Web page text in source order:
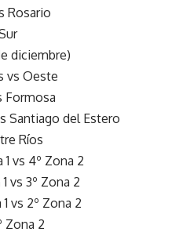
Rosario
diciembre)
vs Oeste
Formosa
Santiago del Estero
Ríos
vs 4º Zona 2
vs 3º Zona 2
vs 2º Zona 2
Zona 2